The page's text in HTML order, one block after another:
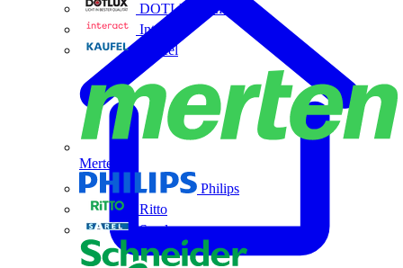
DOTLUX GmbH
Interact
Kaufel
Merten
Philips
Ritto
Sarel